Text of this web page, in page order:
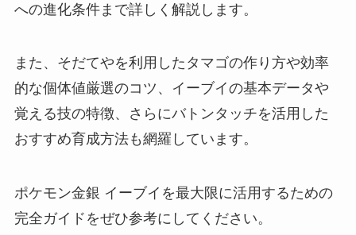
への進化条件まで詳しく解説します。
また、そだてやを利用したタマゴの作り方や効率
的な個体値厳選のコツ、イーブイの基本データや
覚える技の特徴、さらにバトンタッチを活用した
おすすめ育成方法も網羅しています。
ポケモン金銀 イーブイを最大限に活用するための
完全ガイドをぜひ参考にしてください。